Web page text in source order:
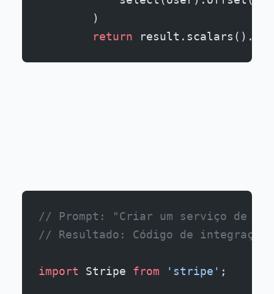
        )
        return
// Prompt: "Criar um serviço de
// Resultado: Código de integração
import Stripe from 'stripe' ;